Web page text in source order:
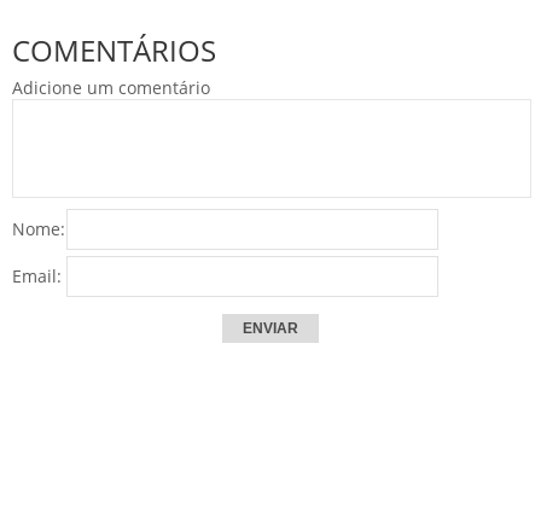
COMENTÁRIOS
Adicione um comentário
Nome:
Email: